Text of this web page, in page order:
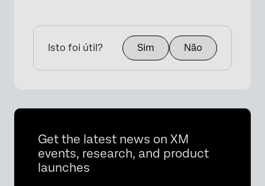
Isto foi útil? Sim Não
Get the latest news on XM
events, research, and product
launches